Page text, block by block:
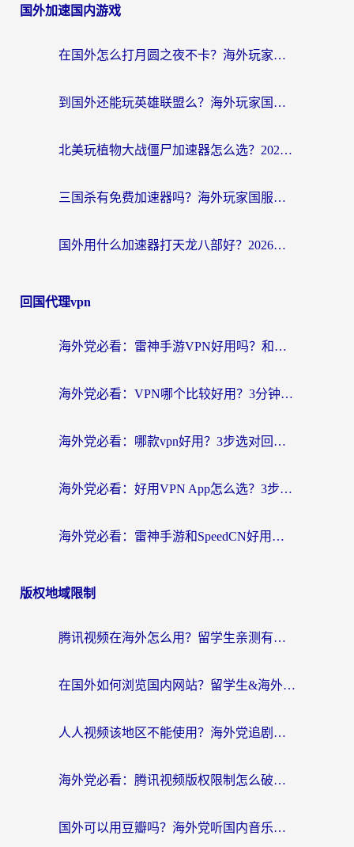
国外加速国内游戏
在国外怎么打月圆之夜不卡？海外玩家国服游戏加速终极指南（附巴西英国游戏适配方案）
到国外还能玩英雄联盟么？海外玩家国服游戏畅玩终极指南
北美玩植物大战僵尸加速器怎么选？2026海外党必看的国服游戏加速指南
三国杀有免费加速器吗？海外玩家国服畅玩终极指南（附泰国南非专属解决方案）
国外用什么加速器打天龙八部好？2026海外玩家国服游戏加速全攻略
回国代理vpn
海外党必看：雷神手游VPN好用吗？和天速回国VPN对比哪个回国效果更好？附实用加速器选择指南
海外党必看：VPN哪个比较好用？3分钟找到适合你的回国加速方案
海外党必看：哪款vpn好用？3步选对回国加速器，无缝刷剧玩游戏
海外党必看：好用VPN App怎么选？3步教你无缝访问国内资源
海外党必看：雷神手游和SpeedCN好用吗？3招选对回国加速器无缝刷国内资源
版权地域限制
腾讯视频在海外怎么用？留学生亲测有效的回国加速器攻略
在国外如何浏览国内网站？留学生&海外华人的无缝访问指南
人人视频该地区不能使用？海外党追剧看片的终极解决方案来了
海外党必看：腾讯视频版权限制怎么破？3步让你轻松追剧
国外可以用豆瓣吗？海外党听国内音乐听书的实用指南